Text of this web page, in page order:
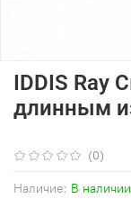
(0)
Наличие: В наличии
IDDIS Ray
длинным